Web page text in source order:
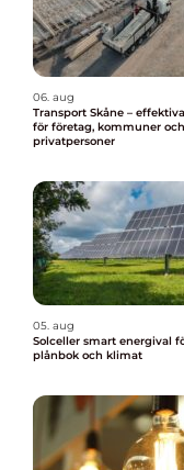
06. aug
Transport Skåne –
för företag, kommuner och
privatpersoner
05. aug
Solceller smart energival för både
plånbok och klimat